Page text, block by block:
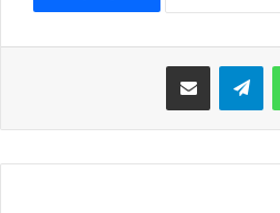
واتساب تيلقرام مشاركة عبر البريد